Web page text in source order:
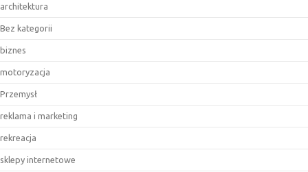
architektura
Bez kategorii
biznes
motoryzacja
Przemysł
reklama i marketing
rekreacja
sklepy internetowe